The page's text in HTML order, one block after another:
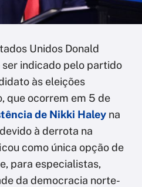
Unidos Donald
indicado pelo partido
às eleições
que ocorrem em 5 de
de Nikki Haley na
à derrota na
como única opção de
para especialistas,
da democracia norte-